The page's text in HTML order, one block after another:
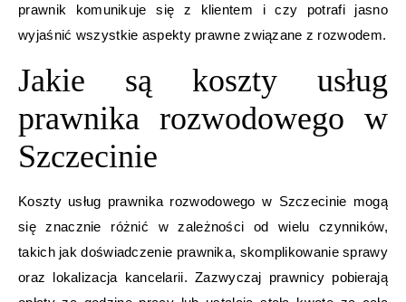
prawnik komunikuje się z klientem i czy potrafi jasno
wyjaśnić wszystkie aspekty prawne związane z rozwodem.
Jakie są koszty usług
prawnika rozwodowego w
Szczecinie
Koszty usług prawnika rozwodowego w Szczecinie mogą
się znacznie różnić w zależności od wielu czynników,
takich jak doświadczenie prawnika, skomplikowanie sprawy
oraz lokalizacja kancelarii. Zazwyczaj prawnicy pobierają